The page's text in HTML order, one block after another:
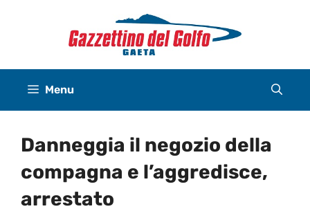
Menu
Danneggia il negozio della
compagna e l’aggredisce,
arrestato